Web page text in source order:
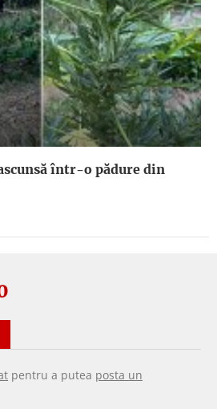
într-o pădure din
pentru a putea posta un